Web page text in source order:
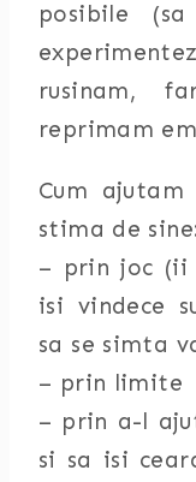
posibile
rusinam,
reprimam
Cum ajutam
stima de
– prin joc (ii
isi vindece
sa se simta
– prin limite
– prin a-l
si sa isi